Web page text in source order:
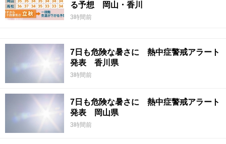
る予想 岡山・香川
3時間前
7日も危険な暑さに 熱中症警戒アラート
発表 香川県
3時間前
7日も危険な暑さに 熱中症警戒アラート
発表 岡山県
3時間前